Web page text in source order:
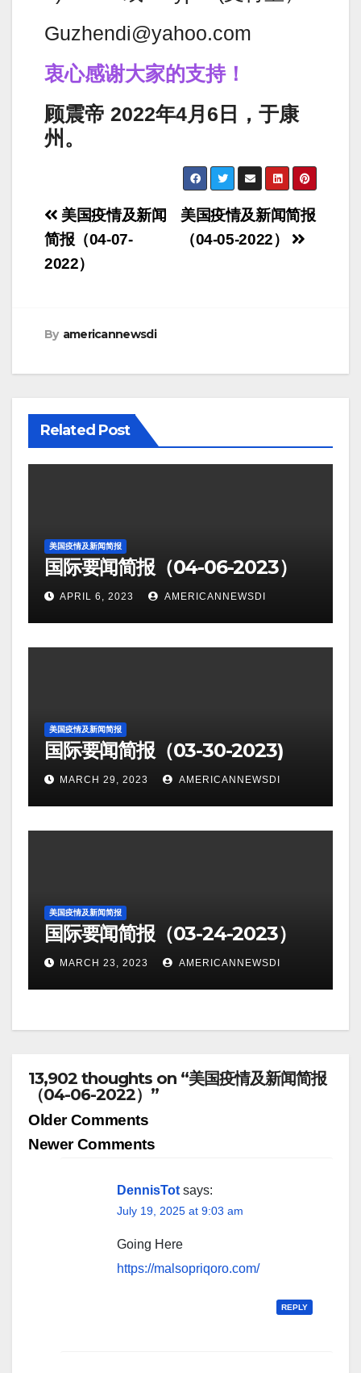
Guzhendi@yahoo.com
衷心感谢大家的支持！
顾震帝 2022年4月6日，于康
州。
Post
navigation
美国疫情及新闻简报
（04-05-2022）
美国疫情及新闻
简报（04-07-
2022）
By americannewsdi
Related Post
美国疫情及新闻简报
国际要闻简报（04-06-2023）
APRIL 6, 2023 AMERICANNEWSDI
美国疫情及新闻简报
国际要闻简报（03-30-2023)
MARCH 29, 2023 AMERICANNEWSDI
美国疫情及新闻简报
国际要闻简报（03-24-2023）
MARCH 23, 2023 AMERICANNEWSDI
13,902 thoughts on “美国疫情及新闻简报
（04-06-2022）”
Comment
navigation
Older Comments
Newer Comments
DennisTot says:
July 19, 2025 at 9:03 am
Going Here
https://malsopriqoro.com/
REPLY